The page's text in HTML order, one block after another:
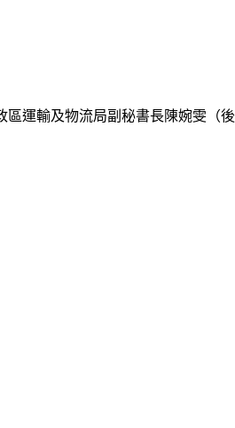
運輸及物流局副秘書長陳婉雯（